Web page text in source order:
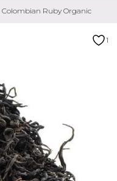
Colombian Ruby Organic
1